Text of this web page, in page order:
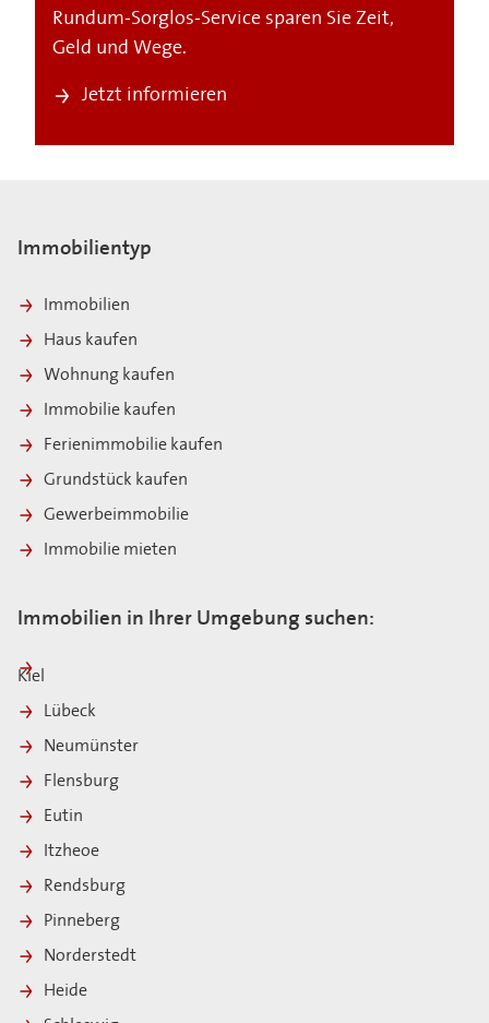
Rundum-Sorglos-Service sparen Sie Zeit,
Geld und Wege.
Jetzt informieren
Immobilientyp
Immobilien
Haus kaufen
Wohnung kaufen
Immobilie kaufen
Ferienimmobilie kaufen
Grundstück kaufen
Gewerbeimmobilie
Immobilie mieten
Immobilien in Ihrer Umgebung suchen:
Kiel
Lübeck
Neumünster
Flensburg
Eutin
Itzheoe
Rendsburg
Pinneberg
Norderstedt
Heide